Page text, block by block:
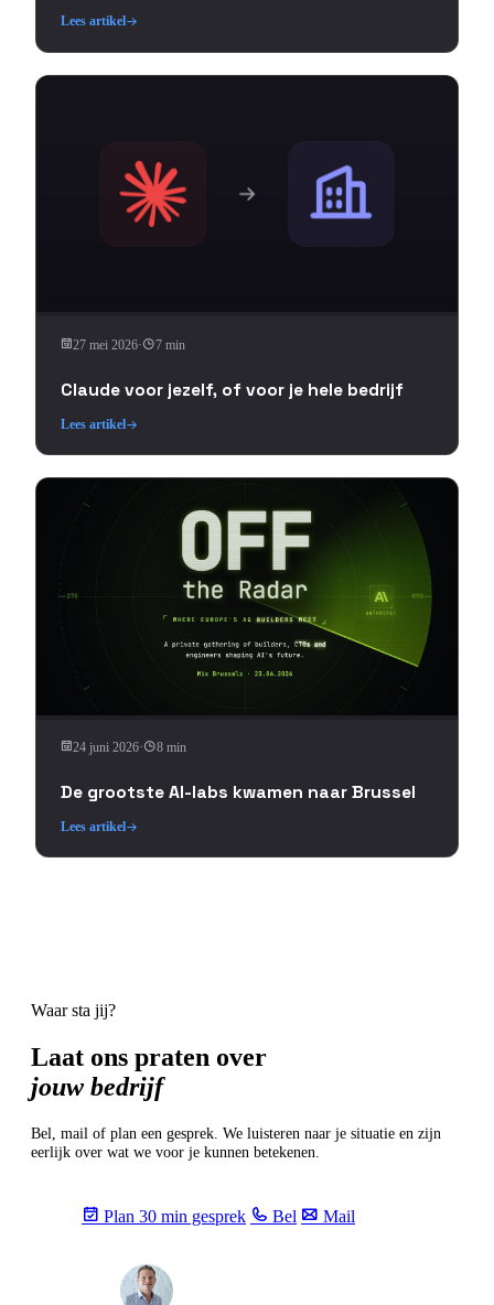
Lees artikel
27 mei 2026· 7 min
Claude voor jezelf, of voor je hele bedrijf
Lees artikel
24 juni 2026· 8 min
De grootste AI-labs kwamen naar Brussel
Lees artikel
Waar sta jij?
Laat ons praten over
jouw bedrijf
Bel, mail of plan een gesprek. We luisteren naar je situatie en zijn
eerlijk over wat we voor je kunnen betekenen.
Plan 30 min gesprek Bel Mail